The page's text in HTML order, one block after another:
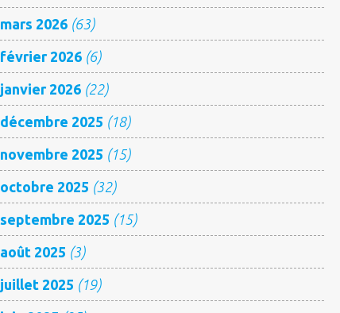
mars 2026 (63)
février 2026 (6)
janvier 2026 (22)
décembre 2025 (18)
novembre 2025 (15)
octobre 2025 (32)
septembre 2025 (15)
août 2025 (3)
juillet 2025 (19)